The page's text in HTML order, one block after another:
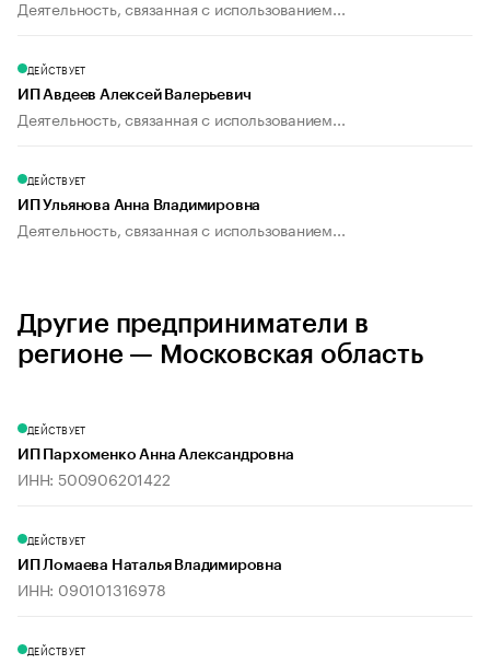
Деятельность, связанная с использованием...
ДЕЙСТВУЕТ
ИП Авдеев Алексей Валерьевич
Деятельность, связанная с использованием...
ДЕЙСТВУЕТ
ИП Ульянова Анна Владимировна
Деятельность, связанная с использованием...
Другие предприниматели в
регионе — Московская область
ДЕЙСТВУЕТ
ИП Пархоменко Анна Александровна
ИНН: 500906201422
ДЕЙСТВУЕТ
ИП Ломаева Наталья Владимировна
ИНН: 090101316978
ДЕЙСТВУЕТ